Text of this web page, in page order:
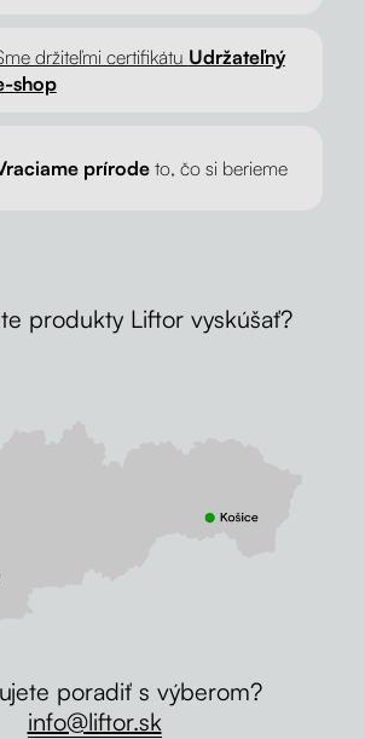
držiteľmi certifikátu Udržateľný
shop
prírodeto, čo si berieme
produkty Liftor vyskúšať?
poradiť s výberom?
info@liftor.sk